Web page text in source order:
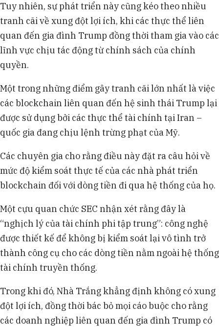
Tuy nhiên, sự phát triển này cũng kéo theo nhiều
tranh cãi về xung đột lợi ích, khi các thực thể liên
quan đến gia đình Trump đồng thời tham gia vào các
lĩnh vực chịu tác động từ chính sách của chính
quyền.
Một trong những điểm gây tranh cãi lớn nhất là việc
các blockchain liên quan đến hệ sinh thái Trump lại
được sử dụng bởi các thực thể tài chính tại Iran –
quốc gia đang chịu lệnh trừng phạt của Mỹ.
Các chuyên gia cho rằng điều này đặt ra câu hỏi về
mức độ kiểm soát thực tế của các nhà phát triển
blockchain đối với dòng tiền đi qua hệ thống của họ.
Một cựu quan chức SEC nhận xét rằng đây là
“nghịch lý của tài chính phi tập trung”: công nghệ
được thiết kế để không bị kiểm soát lại vô tình trở
thành công cụ cho các dòng tiền nằm ngoài hệ thống
tài chính truyền thống.
Trong khi đó, Nhà Trắng khẳng định không có xung
đột lợi ích, đồng thời bác bỏ mọi cáo buộc cho rằng
các doanh nghiệp liên quan đến gia đình Trump có